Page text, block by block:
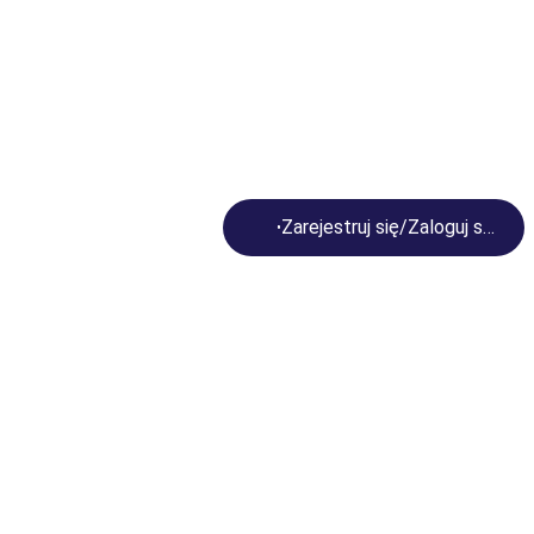
Loading...
Zarejestruj się/Zaloguj się